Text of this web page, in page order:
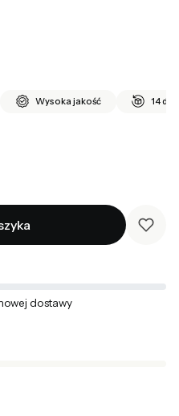
Wysoka jakość 14 dni
dostawy